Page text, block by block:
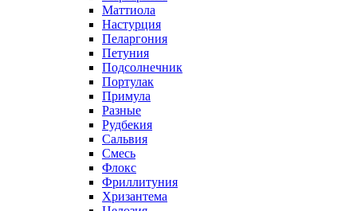
Маттиола
Настурция
Пеларгония
Петуния
Подсолнечник
Портулак
Примула
Разные
Рудбекия
Сальвия
Смесь
Флокс
Фриллитуния
Хризантема